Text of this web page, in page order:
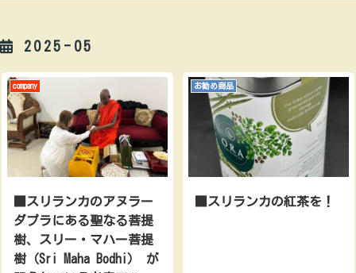
2025-05
company
■スリランカのアヌラー
ダプラにある聖なる菩提
樹、スリー・マハー菩提
樹（Sri Maha Bodhi） が
お勧め商品
■スリランカの紅茶を！